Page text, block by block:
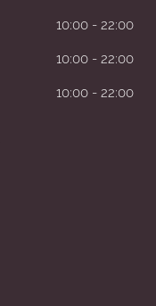
10:00 - 22:00
10:00 - 22:00
10:00 - 22:00